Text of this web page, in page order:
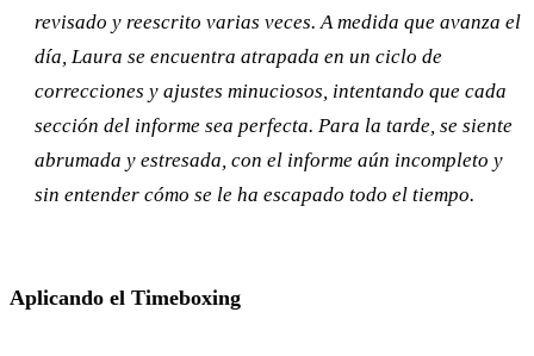
revisado y reescrito varias veces. A medida que avanza el
día, Laura se encuentra atrapada en un ciclo de
correcciones y ajustes minuciosos, intentando que cada
sección del informe sea perfecta. Para la tarde, se siente
abrumada y estresada, con el informe aún incompleto y
sin entender cómo se le ha escapado todo el tiempo.
Aplicando el Timeboxing